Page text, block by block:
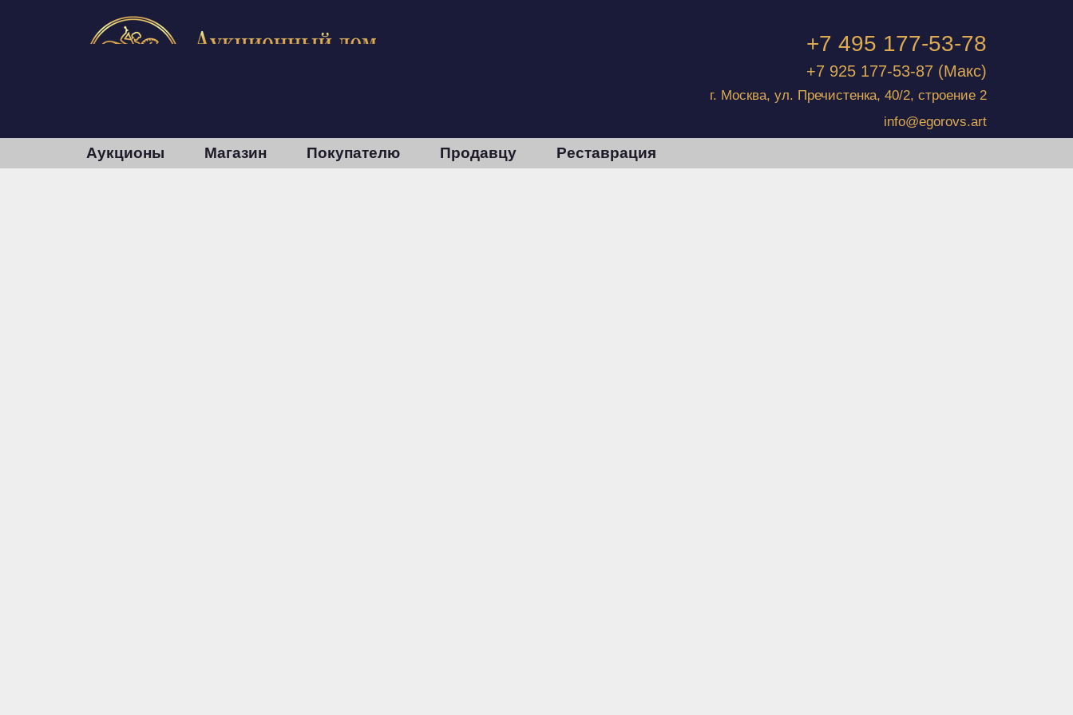
+7 495 177-53-78
+7 925 177-53-87 (Макс)
г. Москва, ул. Пречистенка, 40/2, строение 2
info@egorovs.art
Аукционы Магазин Покупателю Продавцу Реставрация